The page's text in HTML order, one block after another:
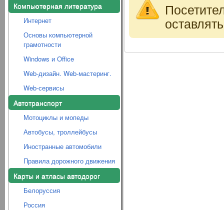
Компьютерная литература
Интернет
Основы компьютерной
грамотности
Windows и Office
Web-дизайн. Web-мастеринг.
Web-сервисы
Автотранспорт
Мотоциклы и мопеды
Автобусы, троллейбусы
Иностранные автомобили
Правила дорожного движения
Карты и атласы автодорог
Белоруссия
Россия